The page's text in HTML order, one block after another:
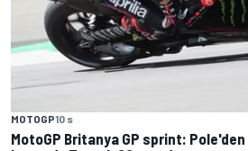
MOTOGP10 s
MotoGP Britanya GP sprint: